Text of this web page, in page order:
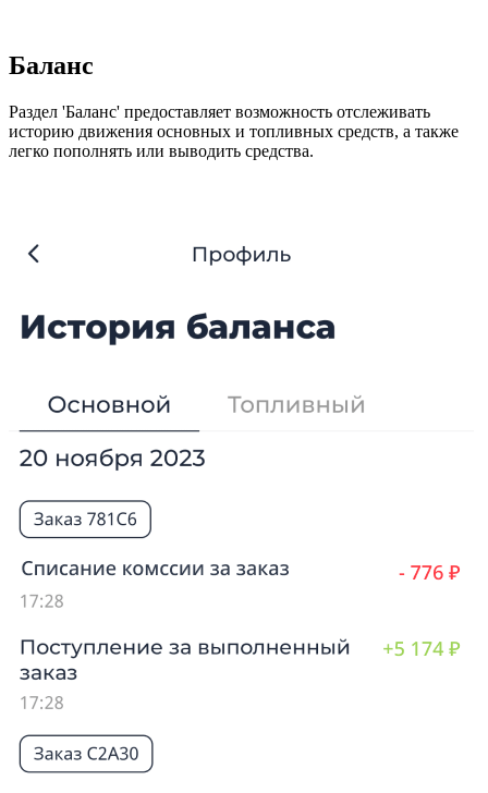
Баланс
Раздел 'Баланс' предоставляет возможность отслеживать
историю движения основных и топливных средств, а также
легко пополнять или выводить средства.